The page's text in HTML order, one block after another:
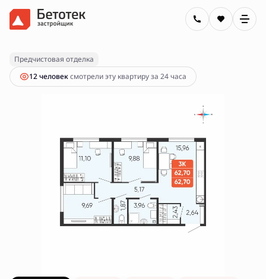
3-комнатная62.7 м 6 970 000 руб.
Ипотекаот 25 032 руб.
Предчистовая отделка
12 человексмотрели эту квартиру за 24 часа